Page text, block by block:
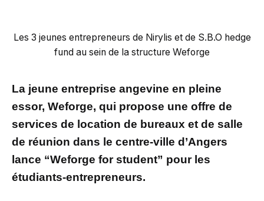
Les 3 jeunes entrepreneurs de Nirylis et de S.B.O hedge
fund au sein de la structure Weforge
La jeune entreprise angevine en pleine
essor, Weforge, qui propose une offre de
services de location de bureaux et de salle
de réunion dans le centre-ville d’Angers
lance “Weforge for student” pour les
étudiants-entrepreneurs.